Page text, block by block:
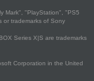
Mark", "PlayStation", "PS5
or trademarks of Sony
Series X|S are trademarks
Corporation in the United